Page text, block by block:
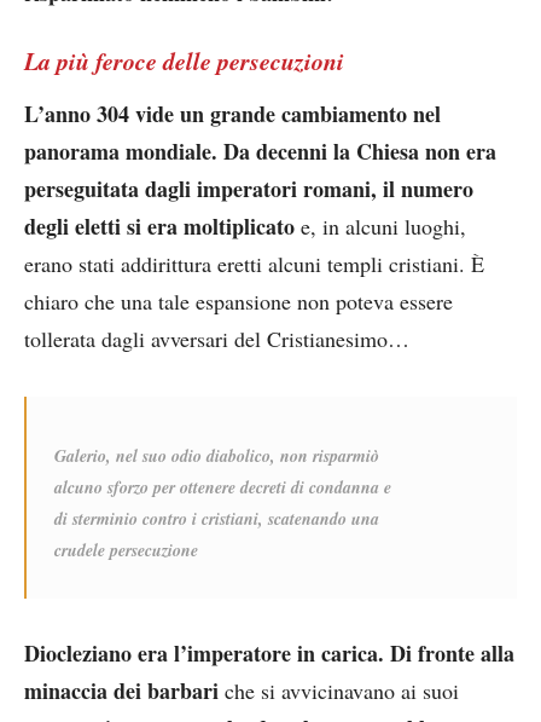
La più feroce delle persecuzioni
L’anno 304 vide un grande cambiamento nel
panorama mondiale. Da decenni la Chiesa non era
perseguitata dagli imperatori romani, il numero
degli eletti si era moltiplicato e, in alcuni luoghi,
erano stati addirittura eretti alcuni templi cristiani. È
chiaro che una tale espansione non poteva essere
tollerata dagli avversari del Cristianesimo…
Galerio, nel suo odio diabolico, non risparmiò
alcuno sforzo per ottenere decreti di condanna e
di sterminio contro i cristiani, scatenando una
crudele persecuzione
Diocleziano era l’imperatore in carica. Di fronte alla
minaccia dei barbari che si avvicinavano ai suoi